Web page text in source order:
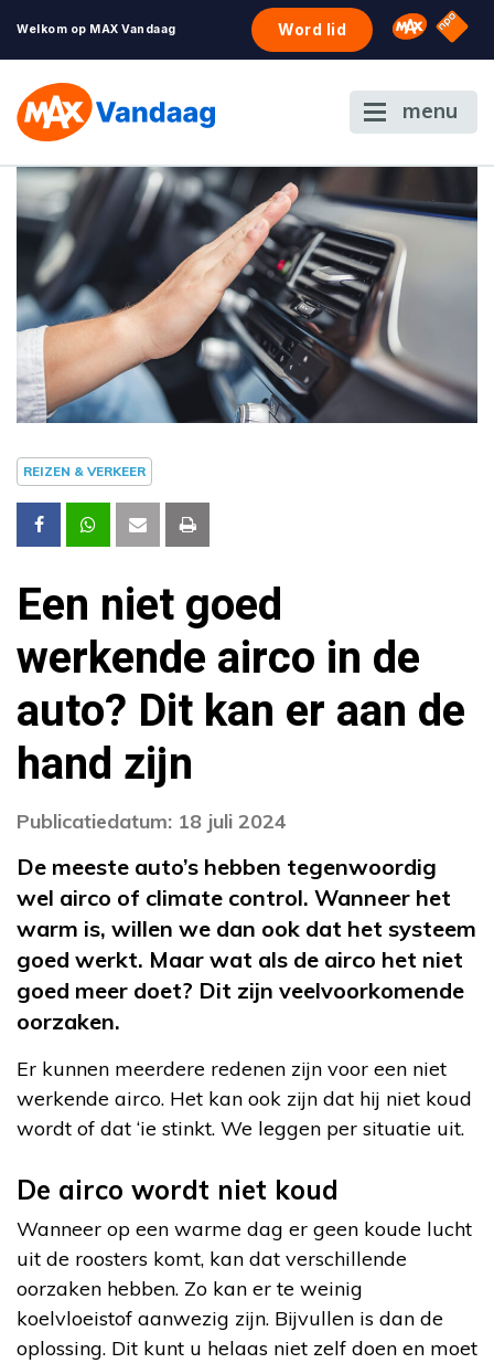
Welkom op MAX Vandaag Word lid Omroep
NPO
menu
REIZEN & VERKEER
Een niet goed
werkende airco in de
auto? Dit kan er aan de
hand zijn
Publicatiedatum: 18 juli 2024
De meeste auto’s hebben tegenwoordig
wel airco of climate control. Wanneer het
warm is, willen we dan ook dat het systeem
goed werkt. Maar wat als de airco het niet
goed meer doet? Dit zijn veelvoorkomende
oorzaken.
Er kunnen meerdere redenen zijn voor een niet
werkende airco. Het kan ook zijn dat hij niet koud
wordt of dat ‘ie stinkt. We leggen per situatie uit.
De airco wordt niet koud
Wanneer op een warme dag er geen koude lucht
uit de roosters komt, kan dat verschillende
oorzaken hebben. Zo kan er te weinig
koelvloeistof aanwezig zijn. Bijvullen is dan de
oplossing. Dit kunt u helaas niet zelf doen en moet